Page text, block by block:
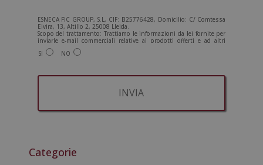
ESNECA FIC GROUP, S.L, CIF: B25776428, Domicilio: C/ Comtessa
Elvira, 13, Altillo 2, 25008 Lleida.
Scopo del trattamento: Trattiamo le informazioni da lei fornite per
inviarle e-mail commerciali relative ai prodotti offerti e ad altri
prodotti che potrebbero interessarla. Legittimazione del
trattamento: Consenso dell'interessato. Diritti: Può esercitare i
Per ulteriori informazioni, consulti la nostra Politica sulla privacy.
SI NO
e
Categorie